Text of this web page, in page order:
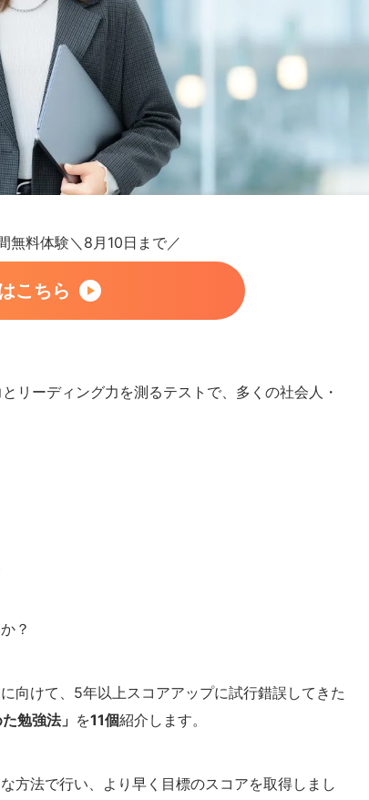
無料体験＼8月10日まで／
こちら
リーディング力を測るテストで、多くの社会人・
？
向けて、5年以上スコアアップに試行錯誤してきた
勉強法」 を11個紹介します。
方法で行い、より早く目標のスコアを取得しまし